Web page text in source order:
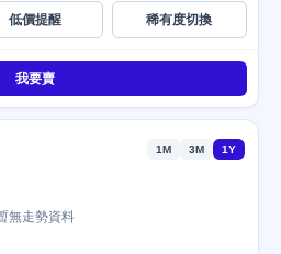
低價提醒 稀有度切換
我要賣
1M 3M 1Y
無走勢資料